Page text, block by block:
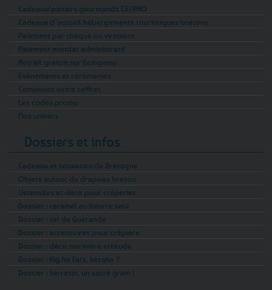
Cadeaux/paniers gourmands CE/PRO
Cadeaux d’accueil hébergements touristiques bretons
Paiement par chèque ou virement
Paiement mandat administratif
Retrait gratuit sur Guingamp
Evénements et cérémonies
Composez votre coffret
Les codes promo
Nos univers
Dossiers et infos
Cadeaux et souvenirs de Bretagne
Objets autour du drapeau breton
Ustensiles et déco pour crêperies
Dossier : caramel au beurre salé
Dossier : sel de Guérande
Dossier : accessoires pour crêpière
Dossier : déco marinière attitude
Dossier : Kig ha Farz, kézako ?
Dossier : Sarrasin, un sacré grain !